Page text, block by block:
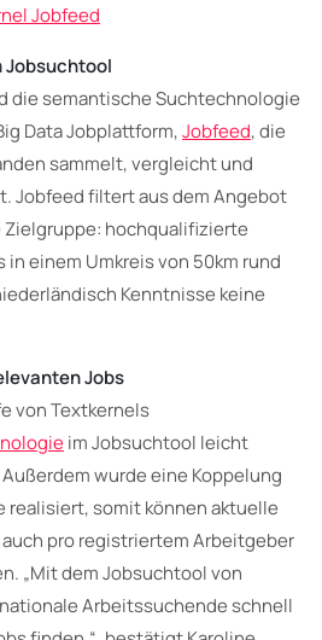
Jobsuchtool
die semantische Suchtechnologie
Data Jobplattform,Jobfeed, die
sammelt, vergleicht und
Jobfeed filtert aus dem Angebot
hochqualifizierte
einem Umkreis von 50km rund
Kenntnisse keine
Jobs
von Textkernels
im Jobsuchtool leicht
wurde eine Koppelung
realisiert, somit können aktuelle
pro registriertem Arbeitgeber
„Mit dem Jobsuchtool von
Arbeitssuchende schnell